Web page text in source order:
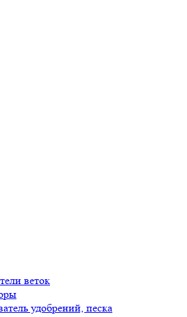
веток
удобрений, песка